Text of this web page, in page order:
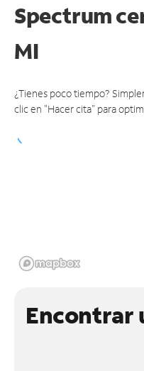
Spectrum
MI
¿Tienes poco tiempo?
clic en "Hacer cita" para
Encontrar